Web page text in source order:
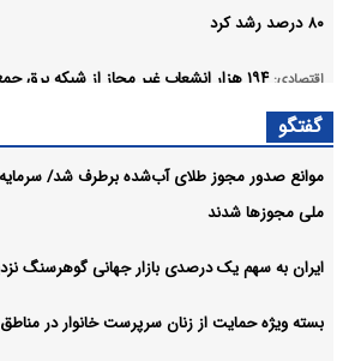
۸۰ درصد رشد کرد
اقتصادی: ۱۹۴ هزار انشعاب غیر مجاز از شبکه برق جمع‌آوری شد
اقتصادی:
صنعت معدن تجارت: قیمت خودرو امروز ۱۵مرداد ۱۴۰۵ در بازار مشخص شد
گفتگو
موانع صدور مجوز طلای آب‌شده برطرف شد/
ملی مجوزها شدند
ایران به سهم یک‌ درصدی بازار جهانی گوهرسنگ
بسته ویژه حمایت از زنان سرپرست خانوار در